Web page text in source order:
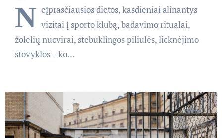
N eįprasčiausios dietos, kasdieniai alinantys
vizitai į sporto klubą, badavimo ritualai,
žolelių nuovirai, stebuklingos piliulės, lieknėjimo
stovyklos – ko…